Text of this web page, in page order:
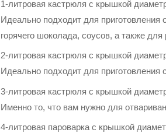
1-литровая кастрюля с крышкой
Идеально подходит для приготовления
горячего шоколада, соусов, а также
2-литровая кастрюля с крышкой
Идеально подходит для приготовления
3-литровая кастрюля с крышкой
Именно то, что вам нужно для
4-литровая пароварка с крышкой